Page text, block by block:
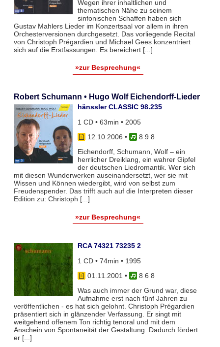
Wegen ihrer inhaltlichen und
thematischen Nähe zu seinem
sinfonischen Schaffen haben sich
Gustav Mahlers Lieder im Konzertsaal vor allem in ihren
Orchesterversionen durchgesetzt. Das vorliegende Recital
von Christoph Prégardien und Michael Gees konzentriert
sich auf die Erstfassungen. Es bereichert [...]
»zur Besprechung«
Robert Schumann • Hugo Wolf Eichendorff-Lieder
hänssler CLASSIC 98.235
1 CD • 63min • 2005
12.10.2006 •
8 9 8
Eichendorff, Schumann, Wolf – ein
herrlicher Dreiklang, ein wahrer Gipfel
der deutschen Liedromantik. Wer sich
mit diesen Wunderwerken auseinandersetzt, wer sie mit
Wissen und Können wiedergibt, wird von selbst zum
Freudenspender. Das trifft auch auf die Interpreten dieser
Edition zu: Christoph [...]
»zur Besprechung«
RCA 74321 73235 2
1 CD • 74min • 1995
01.11.2001 •
8 6 8
Was auch immer der Grund war, diese
Aufnahme erst nach fünf Jahren zu
veröffentlichen - es hat sich gelohnt. Christoph Prégardien
präsentiert sich in glänzender Verfassung. Er singt mit
weitgehend offenem Ton richtig tenoral und mit dem
Anschein von Spontaneität der Gestaltung. Dadurch fördert
er [...]